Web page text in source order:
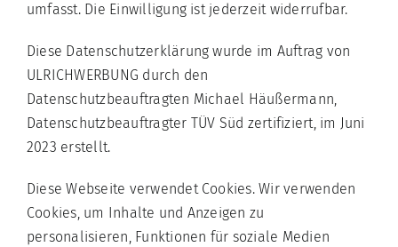
umfasst. Die Einwilligung ist jederzeit widerrufbar.
Diese Datenschutzerklärung wurde im Auftrag von
ULRICHWERBUNG durch den
Datenschutzbeauftragten Michael Häußermann,
Datenschutzbeauftragter TÜV Süd zertifiziert, im Juni
2023 erstellt.
Diese Webseite verwendet Cookies. Wir verwenden
Cookies, um Inhalte und Anzeigen zu
personalisieren, Funktionen für soziale Medien